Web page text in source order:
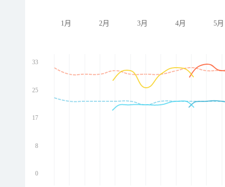
1月 2月 3月 4月 5月
33
25
17
8
0